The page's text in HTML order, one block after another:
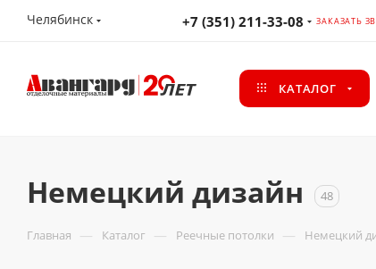
Челябинск +7 (351) 211-33-08 ЗАКАЗАТЬ
КАТАЛОГ
Немецкий дизайн 48
Главная — Каталог — Реечные потолки — Немецкий